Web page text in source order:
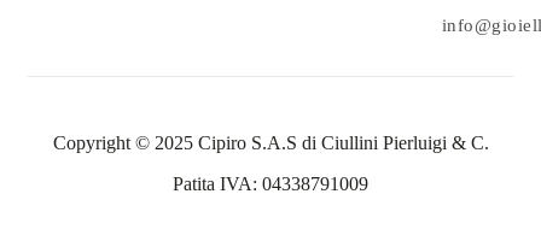
Copyright © 2025 Cipiro S.A.S di Ciullini Pierluigi & C.
Patita IVA: 04338791009